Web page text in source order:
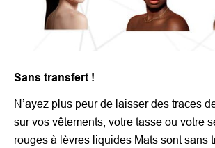
Sans transfert !
N’ayez plus peur de laisser des traces
sur vos vêtements, votre tasse ou votre
rouges à lèvres liquides Mats sont sans